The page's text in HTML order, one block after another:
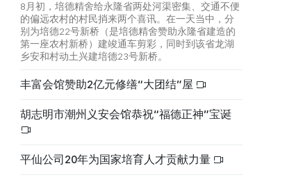
8月初，培德精舍给永隆省两处河渠密集、交通不便
的偏远农村的村民捎来两个喜讯。在一天当中，分
别为培德22号新桥（是培德精舍赞助永隆省建造的
第一座农村新桥）建竣通车剪彩，同时到该省龙湖
乡安和村动土兴建培德23号新桥。
丰富会馆赞助2亿元修缮“大团结”屋
胡志明市潮州义安会馆恭祝“福德正神”宝诞
平仙公司20年为国家培育人才贡献力量